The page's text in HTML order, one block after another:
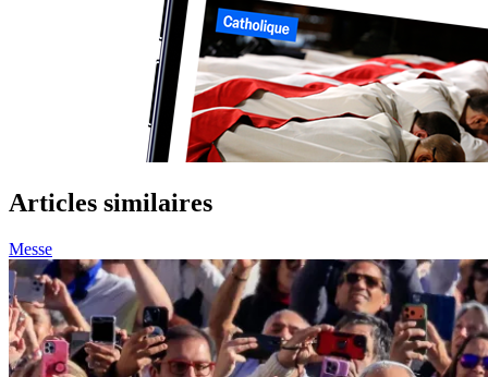
Articles similaires
Messe